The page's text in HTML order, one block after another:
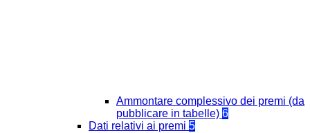
Ammontare complessivo dei premi (da
pubblicare in tabelle) 6
Dati relativi ai premi 5